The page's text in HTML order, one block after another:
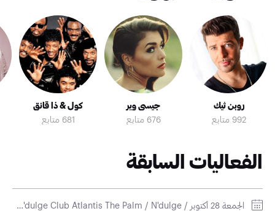
روبن ثيك
992 متابع
جيسي وير
676 متابع
كول & ذا قانق
681 متابع
الفعاليات السابقة
الجمعة 28 أكتوبر / Craig David @ N'dulge Club Atlantis The Palm / N'dulge